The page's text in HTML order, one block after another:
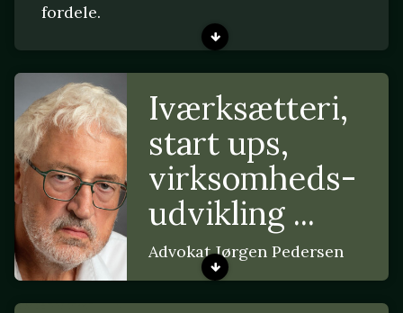
fordele.
Iværksætteri,
start ups,
virksomheds-
udvikling ...
Advokat Jørgen Pedersen